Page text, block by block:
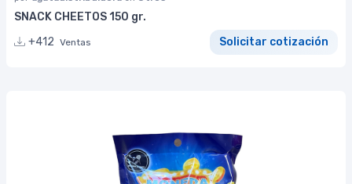
SNACK CHEETOS 150 gr.
+412 Ventas Solicitar cotización